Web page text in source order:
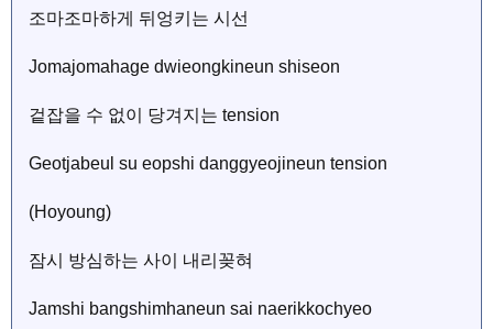
조마조마하게 뒤엉키는 시선
Jomajomahage dwieongkineun shiseon
겉잡을 수 없이 당겨지는 tension
Geotjabeul su eopshi danggyeojineun tension
(Hoyoung)
잠시 방심하는 사이 내리꽂혀
Jamshi bangshimhaneun sai naerikkochyeo